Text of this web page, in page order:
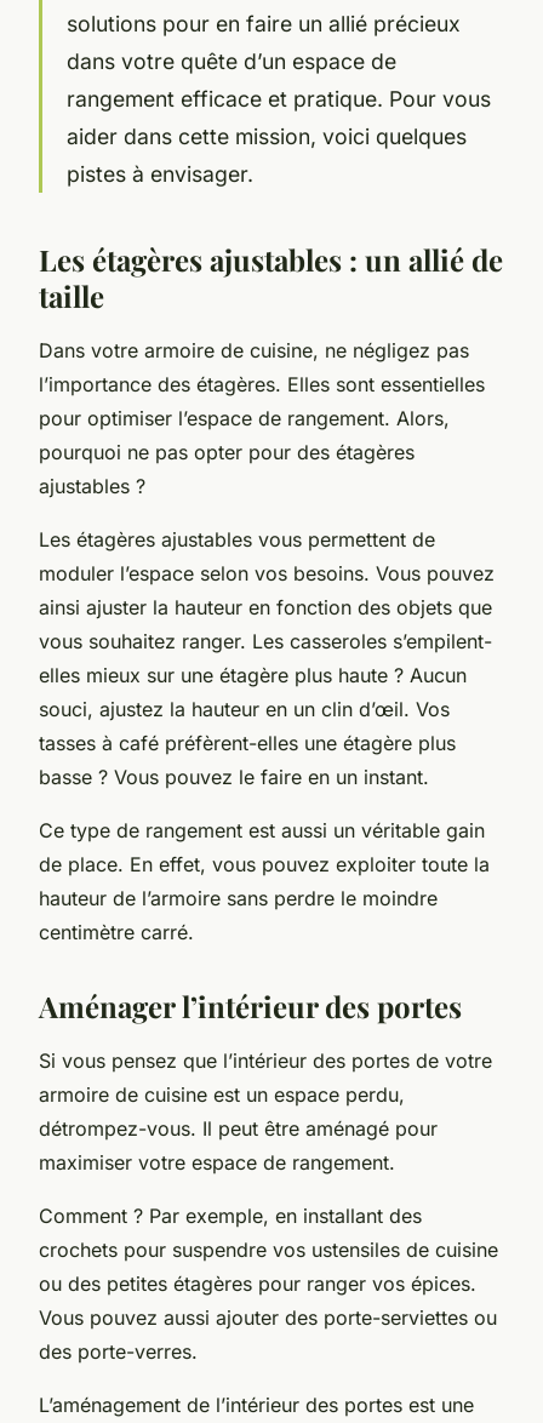
solutions pour en faire un allié précieux
dans votre quête d’un espace de
rangement efficace et pratique. Pour vous
aider dans cette mission, voici quelques
pistes à envisager.
Les étagères ajustables : un allié de
taille
Dans votre armoire de cuisine, ne négligez pas
l’importance des étagères. Elles sont essentielles
pour optimiser l’espace de rangement. Alors,
pourquoi ne pas opter pour des étagères
ajustables ?
Les étagères ajustables vous permettent de
moduler l’espace selon vos besoins. Vous pouvez
ainsi ajuster la hauteur en fonction des objets que
vous souhaitez ranger. Les casseroles s’empilent-
elles mieux sur une étagère plus haute ? Aucun
souci, ajustez la hauteur en un clin d’œil. Vos
tasses à café préfèrent-elles une étagère plus
basse ? Vous pouvez le faire en un instant.
Ce type de rangement est aussi un véritable gain
de place. En effet, vous pouvez exploiter toute la
hauteur de l’armoire sans perdre le moindre
centimètre carré.
Aménager l’intérieur des portes
Si vous pensez que l’intérieur des portes de votre
armoire de cuisine est un espace perdu,
détrompez-vous. Il peut être aménagé pour
maximiser votre espace de rangement.
Comment ? Par exemple, en installant des
crochets pour suspendre vos ustensiles de cuisine
ou des petites étagères pour ranger vos épices.
Vous pouvez aussi ajouter des porte-serviettes ou
des porte-verres.
L’aménagement de l’intérieur des portes est une